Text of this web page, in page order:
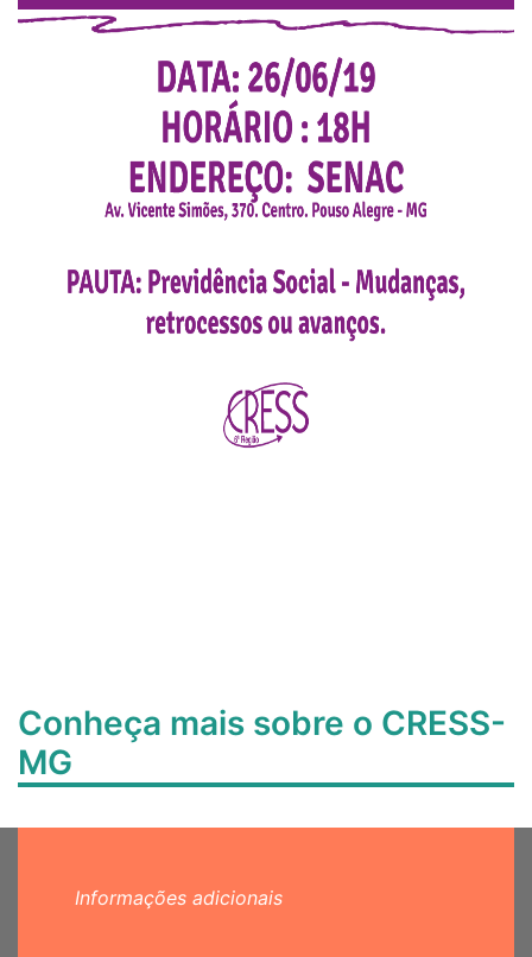
Conheça mais sobre o CRESS-
MG
Informações adicionais